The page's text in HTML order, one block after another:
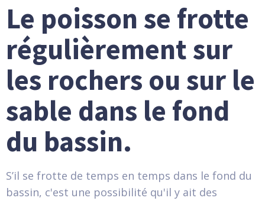
Le poisson se frotte
régulièrement sur
les rochers ou sur le
sable dans le fond
du bassin.
S’il se frotte de temps en temps dans le fond du
bassin, c'est une possibilité qu'il y ait des